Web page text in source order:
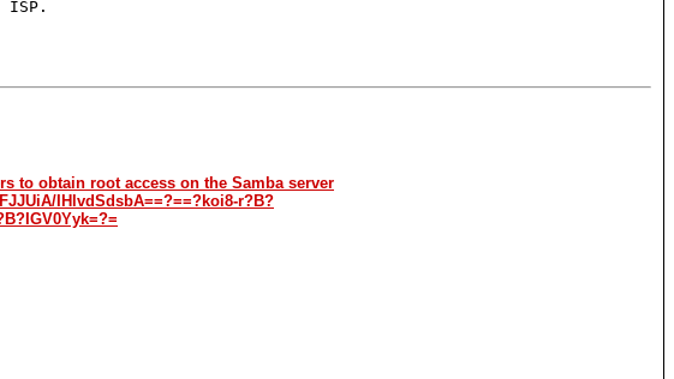
ISP.
to obtain root access on the Samba server
IHlvdSdsbA==?==?koi8-r?B?